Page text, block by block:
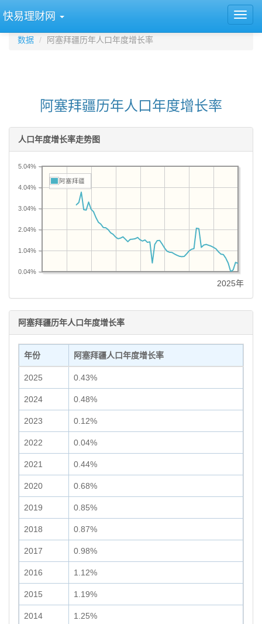
快易理财网
数据 阿塞拜疆历年人口年度增长率
阿塞拜疆历年人口年度增长率
人口年度增长率走势图
0.04%
1.04%
2.04%
3.04%
4.04%
5.04%
阿塞拜疆
2025年
阿塞拜疆历年人口年度增长率
年份 阿塞拜疆人口年度增长率
2025 0.43%
2024 0.48%
2023 0.12%
2022 0.04%
2021 0.44%
2020 0.68%
2019 0.85%
2018 0.87%
2017 0.98%
2016 1.12%
2015 1.19%
2014 1.25%